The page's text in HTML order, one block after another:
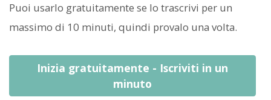
Puoi usarlo gratuitamente se lo trascrivi per un
massimo di 10 minuti, quindi provalo una volta.
Inizia gratuitamente - Iscriviti in un
minuto